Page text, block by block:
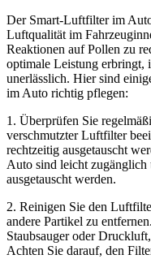
Der Smart-Luftfilter im
Luftqualität im
Reaktionen auf Pollen zu
optimale Leistung erbringt,
unerlässlich. Hier sind
im Auto richtig pflegen:
1. Überprüfen Sie
verschmutzter Luftfilter
rechtzeitig ausgetauscht
Auto sind leicht zugänglich
ausgetauscht werden.
2. Reinigen Sie den
andere Partikel zu
Staubsauger oder
Achten Sie darauf, den